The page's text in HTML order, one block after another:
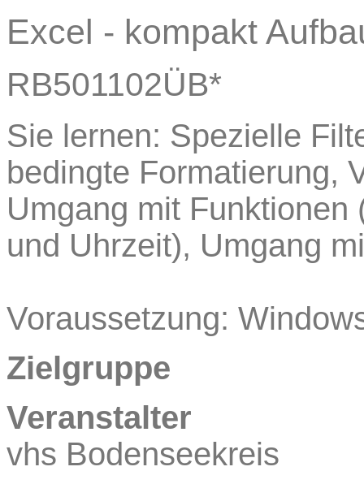
Excel - kompakt
RB501102ÜB*
Sie lernen: Spezielle
bedingte Formatierung,
Umgang mit
und Uhrzeit), Umgang
Voraussetzung:
Zielgruppe
Veranstalter
vhs Bodenseekreis